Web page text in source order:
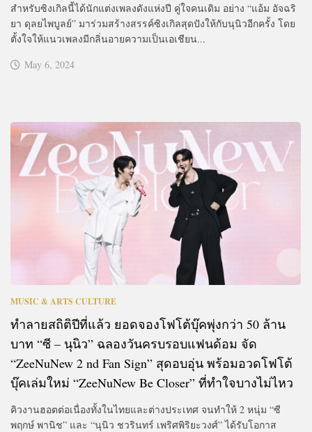
สำหรับซิงเกิลนี้ได้นักแต่งเพลงดังแห่งปี คู่ใจคนเดิม อย่าง “แอ้ม อัจฉริ
ยา ดุลยไพบูลย์” มาร่วมสร้างสรรค์ซิงเกิลสุดปังให้กับนุนิวอีกครั้ง โดย
ตั้งใจให้แนวเพลงมีกลิ่นอายความเป็นเอเชียน...
May 6, 2024
MUSIC & ARTS CULTURE
ทำลายสถิติปีที่แล้ว ยอดจองโฟโต้บุ๊คพุ่งกว่า 50 ล้าน
บาท “ซี – นุนิว” ฉลองวันครบรอบแฟนด้อม จัด
“ZeeNuNew 2 nd Fan Sign” สุดอบอุ่น พร้อมอวดโฟโต้
บุ๊คเล่มใหม่ “ZeeNuNew Be Closer” ที่ทำใจบางไม่ไหว
คิวงานฮอตต่อเนื่องทั้งในไทยและต่างประเทศ จนทำให้ 2 หนุ่ม “ซี
พฤกษ์ พานิช” และ “นุนิว ชวรินทร์ เพริศพิริยะวงศ์” ได้รับโอกาส